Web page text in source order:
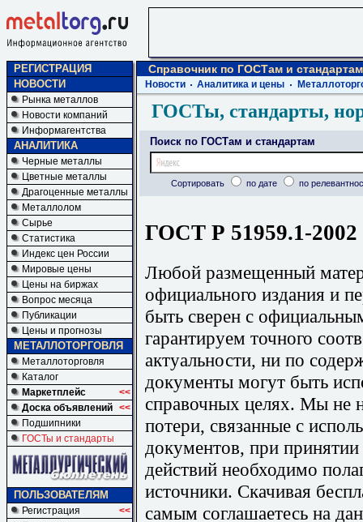
РЕГИСТРАЦИЯ
НОВОСТИ
Рынка металлов
Новости компаний
Информагентства
АНАЛИТИКА
Черные металлы
Цветные металлы
Драгоценные металлы
Металлолом
Сырье
Статистика
Индекс цен России
Мировые цены
Цены на биржах
Вопрос месяца
Публикации
Цены и прогнозы
МЕТАЛЛОТОРГОВЛЯ
Металлоторговля
Каталог
Маркетплейс
<<
Доска объявлений <<
Подшипники
ГОСТы и стандарты
ПОЛЬЗОВАТЕЛЯМ
Регистрация
<<
Справочник по ГОСТам и стандартам
Новости Аналитика и цены
ГОСТы, стандарты,
Поиск по ГОСТам и стандартам
Сортировать по дате по
ГОСТ Р 51959.1-2002
Любой размещенный
официального издания и
быть сверен с
гарантируем точного
актуальности, ни по
документы могут быть
справочных целях. Мы не
потери, связанные с
документов, при
действий необходимо
источники. Скачивая
самым соглашаетесь на